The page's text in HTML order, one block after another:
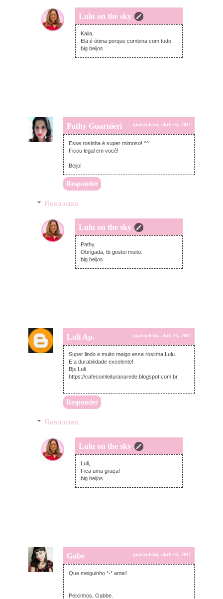
Lulu on the sky
quarta-feira, abril 05, 2017
Kaila,
Ela é ótima porque combina com tudo
big beijos
Pathy Guarnieri quarta-feira, abril 05, 2017
Esse rosinha é super mimoso! ^^
Ficou legal em você!
Beijo!
Responder
Respostas
Lulu on the sky
quarta-feira, abril 05, 2017
Pathy,
Obrigada, tb gostei muito.
big beijos
Luli Ap. quarta-feira, abril 05, 2017
Super lindo e muito meigo esse rosinha Lulu.
E a durabilidade excelente!
Bjs Luli
https://cafecomleituranarede.blogspot.com.br
Responder
Respostas
Lulu on the sky
quarta-feira, abril 05, 2017
Luli,
Fica uma graça!
big beijos
Gabe quarta-feira, abril 05, 2017
Que meiguinho *-* amei!
Peixinhos, Gabbe.